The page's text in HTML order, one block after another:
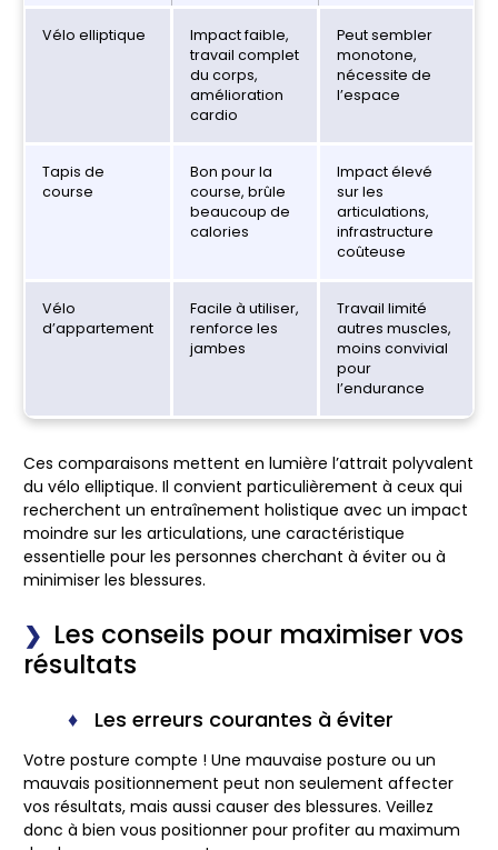
Vélo elliptique Impact faible,
travail complet
du corps,
amélioration
cardio
Peut sembler
monotone,
nécessite de
l’espace
Tapis de
course
Bon pour la
course, brûle
beaucoup de
calories
Impact élevé
sur les
articulations,
infrastructure
coûteuse
Vélo
d’appartement
Facile à utiliser,
renforce les
jambes
Travail limité
autres muscles,
moins convivial
pour
l’endurance
Ces comparaisons mettent en lumière l’attrait polyvalent
du vélo elliptique. Il convient particulièrement à ceux qui
recherchent un entraînement holistique avec un impact
moindre sur les articulations, une caractéristique
essentielle pour les personnes cherchant à éviter ou à
minimiser les blessures.
Les conseils pour maximiser vos
résultats
Les erreurs courantes à éviter
Votre posture compte ! Une mauvaise posture ou un
mauvais positionnement peut non seulement affecter
vos résultats, mais aussi causer des blessures. Veillez
donc à bien vous positionner pour profiter au maximum